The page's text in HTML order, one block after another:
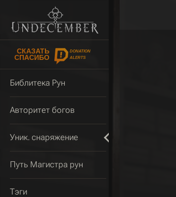
Библитека Рун
Авторитет богов
Уник. снаряжение
Путь Магистра рун
Тэги
СКАЗАТЬ
СПАСИБО
DONATION
ALERTS